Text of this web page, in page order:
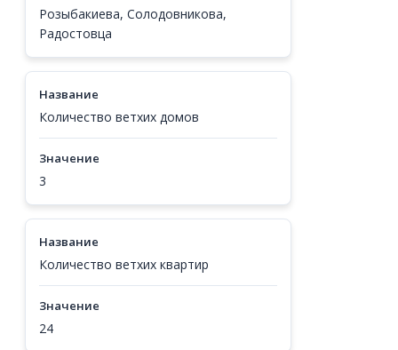
Розыбакиева, Солодовникова,
Радостовца
Название
Количество ветхих домов
Значение
3
Название
Количество ветхих квартир
Значение
24